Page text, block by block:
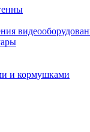
и кормушками